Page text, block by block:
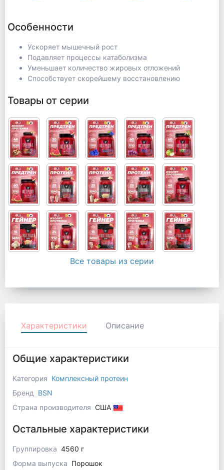
Особенности
Ускоряет мышечный рост
Подавляет процессы катаболизма
Уменьшает количество жировых отложений
Способствует скорейшему восстановлению
Товары от серии
Все товары из серии
Характеристики Описание
Общие характеристики
Категория Комплексный протеин
Бренд
BSN
Страна производителя США
Остальные характеристики
Группировка 4560 г
Форма выпуска Порошок